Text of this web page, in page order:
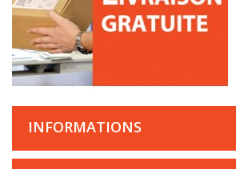
INFORMATIONS